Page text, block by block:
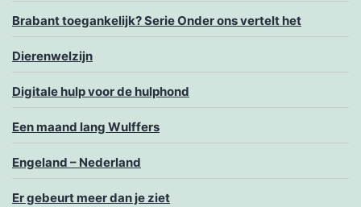
Brabant toegankelijk? Serie Onder ons vertelt het
Dierenwelzijn
Digitale hulp voor de hulphond
Een maand lang Wulffers
Engeland – Nederland
Er gebeurt meer dan je ziet